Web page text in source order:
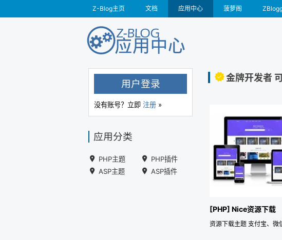
Z-Blog主页 文档 应用中心 菠萝阁
金牌开发者
[PHP] Nice资源下载
用户登录
没有账号？立即 注册 »
应用分类
PHP主题
PHP插件
ASP主题
ASP插件